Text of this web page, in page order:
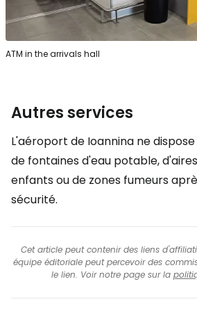
ATM in the arrivals hall
Autres services
L'aéroport de Ioannina ne
de fontaines d'eau potable,
enfants ou de zones fumeurs
sécurité.
Cet article peut contenir des liens
équipe éditoriale peut percevoir des
le lien. Voir notre page sur la